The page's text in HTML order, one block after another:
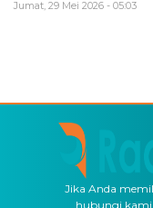
Jumat, 29 Mei 2026 - 05:03
Jika Anda
hubungi kami